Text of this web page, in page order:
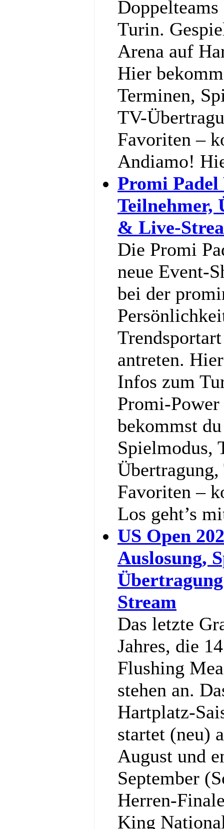
Doppelteams
Turin.
Arena auf
Hier
Terminen,
TV-
Favoriten –
Andiamo!
Promi
Teilnehmer,
& Live-
Die Promi
neue Event-
bei der
antreten.
Infos zum
Promi-
bekommst
Spielmodus,
Favoriten –
Los geht’s
US Open
Auslosung,
Stream
Das letzte
Jahres, die
Flushing
stehen an.
Hartplatz-
startet (neu)
August und
September
Herren-
King